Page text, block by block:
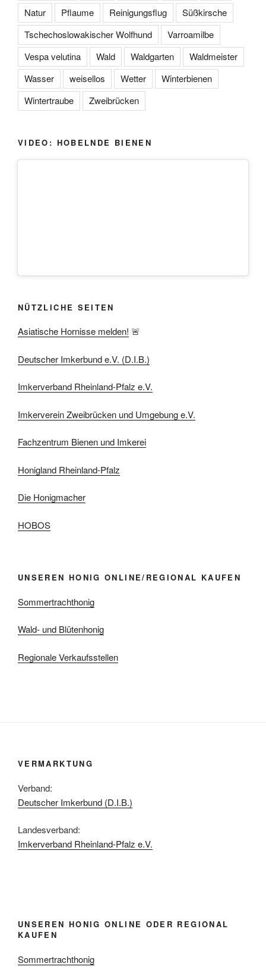
Natur
Pflaume Reinigungsflug
Süßkirsche
Tschechoslowakischer Wolfhund
Varroamilbe
Vespa velutina
Wald Waldgarten
Waldmeister
Wasser
weisellos Wetter
Winterbienen
Wintertraube
Zweibrücken
VIDEO: HOBELNDE BIENEN
NÜTZLICHE SEITEN
Asiatische Hornisse melden! 🚨
Deutscher Imkerbund e.V. (D.I.B.)
Imkerverband Rheinland-Pfalz e.V.
Imkerverein Zweibrücken und Umgebung e.V.
Fachzentrum Bienen und Imkerei
Honigland Rheinland-Pfalz
Die Honigmacher
HOBOS
UNSEREN HONIG ONLINE/REGIONAL KAUFEN
Sommertrachthonig
Wald- und Blütenhonig
Regionale Verkaufsstellen
VERMARKTUNG
Verband:
Deutscher Imkerbund (D.I.B.)
Landesverband:
Imkerverband Rheinland-Pfalz e.V.
UNSEREN HONIG ONLINE ODER REGIONAL
KAUFEN
Sommertrachthonig